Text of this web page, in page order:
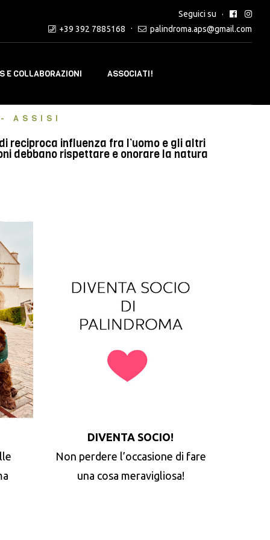
Seguici su
+39 392 7885168
palindroma.aps@gmail.com
E COLLABORAZIONI ASSOCIATI!
ASSISI
reciproca influenza fra l’uomo e gli altri
debbano rispettare e onorare la natura
DIVENTA SOCIO!
Non perdere l’occasione di fare
una cosa meravigliosa!